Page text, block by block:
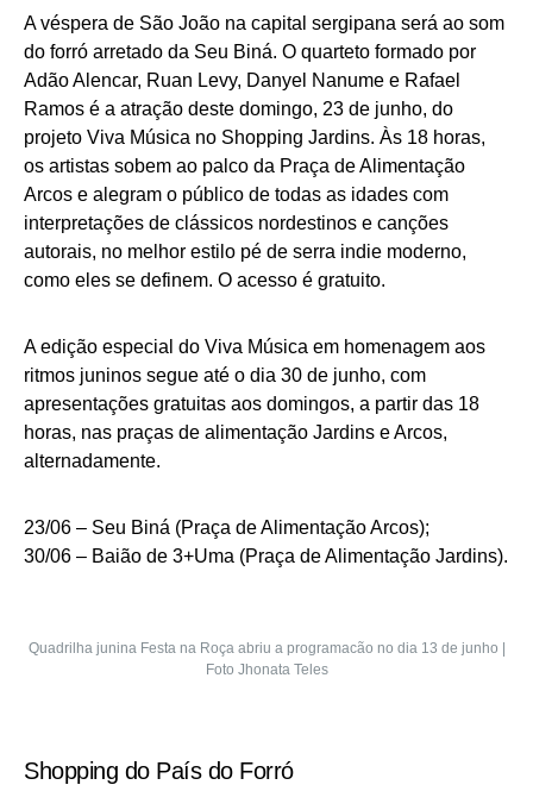
A véspera de São João na capital sergipana será ao som
do forró arretado da Seu Biná. O quarteto formado por
Adão Alencar, Ruan Levy, Danyel Nanume e Rafael
Ramos é a atração deste domingo, 23 de junho, do
projeto Viva Música no Shopping Jardins. Às 18 horas,
os artistas sobem ao palco da Praça de Alimentação
Arcos e alegram o público de todas as idades com
interpretações de clássicos nordestinos e canções
autorais, no melhor estilo pé de serra indie moderno,
como eles se definem. O acesso é gratuito.
A edição especial do Viva Música em homenagem aos
ritmos juninos segue até o dia 30 de junho, com
apresentações gratuitas aos domingos, a partir das 18
horas, nas praças de alimentação Jardins e Arcos,
alternadamente.
23/06 – Seu Biná (Praça de Alimentação Arcos);
30/06 – Baião de 3+Uma (Praça de Alimentação Jardins).
Quadrilha junina Festa na Roça abriu a programacão no dia 13 de junho |
Foto Jhonata Teles
Shopping do País do Forró